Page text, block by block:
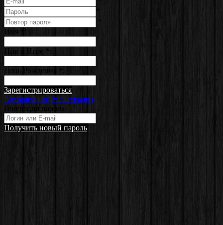
*
Имя
Ник в Игре * :
День Рождения :
Зарегистрироваться
Авторизация Регистрация
Генерация пароля
Получить новый пароль